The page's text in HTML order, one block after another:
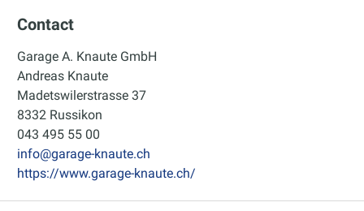
Contact
Garage A. Knaute GmbH
Andreas Knaute
Madetswilerstrasse 37
8332 Russikon
043 495 55 00
info@garage-knaute.ch
https://www.garage-knaute.ch/